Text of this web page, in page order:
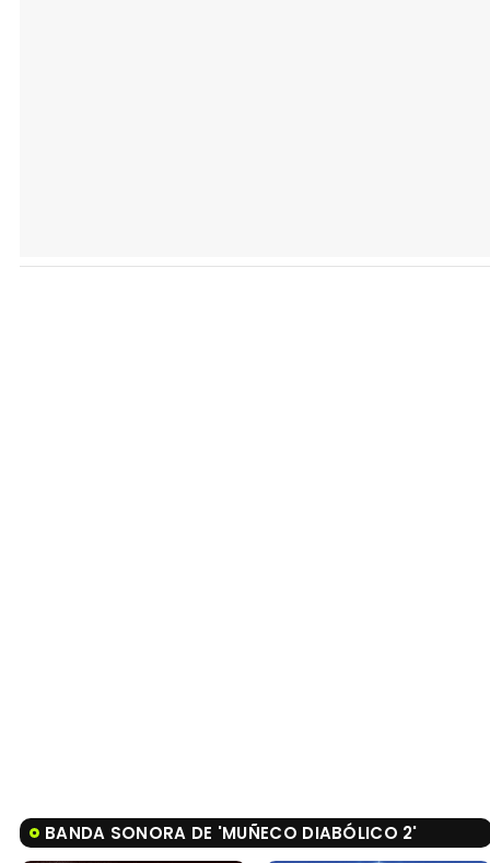
BANDA SONORA DE 'MUÑECO DIABÓLICO 2'